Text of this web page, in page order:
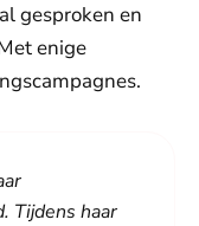
gesproken en
enige
Tijdens haar